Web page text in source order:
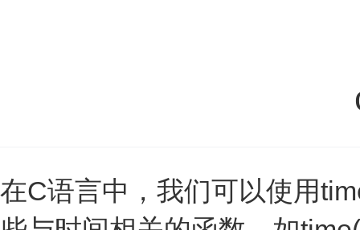
在C语言中，我们可以使用